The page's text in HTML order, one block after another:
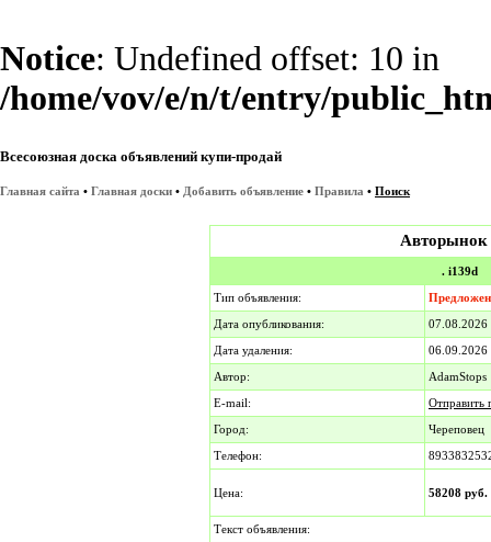
Notice: Undefined offset: 10 in
/home/vov/e/n/t/entry/
Всесоюзная доска объявлений купи-продай
Главная сайта • Главная доски • Добавить объявление • Правила • Поиск
Авторынок
. i139d
Тип объявления:
Дата опубликования:
Дата удаления:
06.09.2026
Автор:
AdamStops
E-mail:
Отправить
Город:
Череповец
Телефон:
Цена: 58208 руб.
Текст объявления: